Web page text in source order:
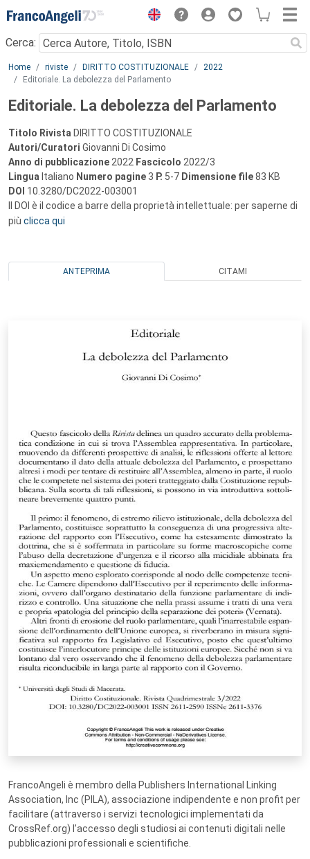
Menu
Cerca:
Main content
Home riviste DIRITTO COSTITUZIONALE
2022
Editoriale. La debolezza del Parlamento
Editoriale. La debolezza del Parlamento
Titolo Rivista DIRITTO COSTITUZIONALE
Autori/Curatori Giovanni Di Cosimo
Anno di pubblicazione 2022 Fascicolo 2022/3
Lingua Italiano Numero pagine 3 P. 5-7 Dimensione file83 KB
DOI 10.3280/DC2022-003001
Il DOI è il codice a barre della proprietà intellettuale: per saperne di
più clicca qui
ANTEPRIMA CITAMI
FrancoAngeli è membro della Publishers International Linking
Association, Inc (PILA), associazione indipendente e non profit per
facilitare (attraverso i servizi tecnologici implementati da
CrossRef.org) l’accesso degli studiosi ai contenuti digitali nelle
pubblicazioni professionali e scientifiche.